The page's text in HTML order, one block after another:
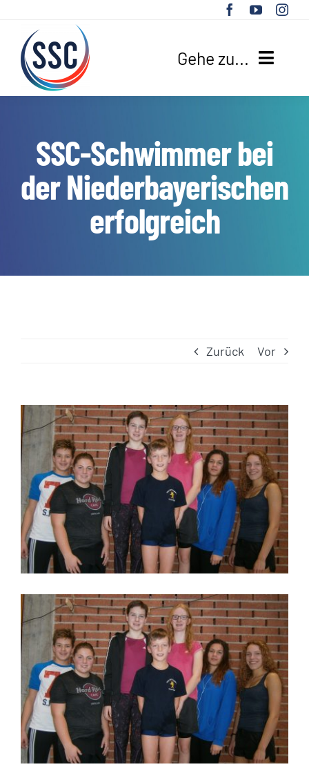
springen
Gehe zu...
UNSER VEREIN
SPORTANGEBOTE
SSC-Schwimmer bei
der Niederbayerischen
erfolgreich
Zurück Vor
Zeige
grösseres
Bild